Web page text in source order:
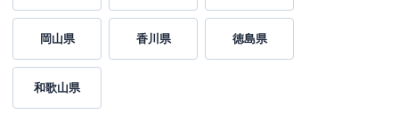
岡山県 香川県 徳島県
和歌山県